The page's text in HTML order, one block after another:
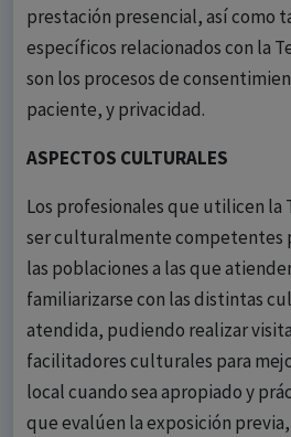
prestación presencial, así como
específicos relacionados con la
son los procesos de
paciente, y privacidad.
ASPECTOS CULTURALES
Los profesionales que utilicen
ser culturalmente competentes
las poblaciones a las que
familiarizarse con las distintas
atendida, pudiendo realizar
facilitadores culturales para
local cuando sea apropiado y
que evalúen la exposición